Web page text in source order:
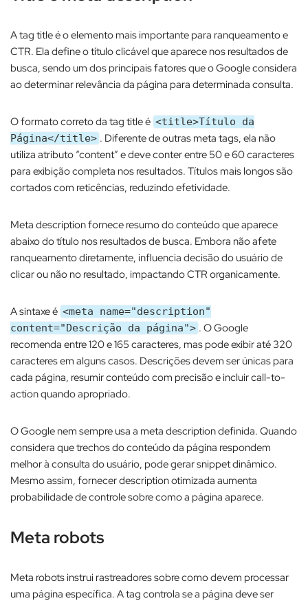
A tag title é o elemento mais importante para ranqueamento e
CTR. Ela define o título clicável que aparece nos resultados de
busca, sendo um dos principais fatores que o Google considera
ao determinar relevância da página para determinada consulta.​
O formato correto da tag title é <title>Título da
Página</title> . Diferente de outras meta tags, ela não
utiliza atributo “content” e deve conter entre 50 e 60 caracteres
para exibição completa nos resultados. Títulos mais longos são
cortados com reticências, reduzindo efetividade.​
Meta description fornece resumo do conteúdo que aparece
abaixo do título nos resultados de busca. Embora não afete
ranqueamento diretamente, influencia decisão do usuário de
clicar ou não no resultado, impactando CTR organicamente.​
A sintaxe é <meta name="description"
content="Descrição da página"> . O Google
recomenda entre 120 e 165 caracteres, mas pode exibir até 320
caracteres em alguns casos. Descrições devem ser únicas para
cada página, resumir conteúdo com precisão e incluir call-to-
action quando apropriado.​
O Google nem sempre usa a meta description definida. Quando
considera que trechos do conteúdo da página respondem
melhor à consulta do usuário, pode gerar snippet dinâmico.
Mesmo assim, fornecer description otimizada aumenta
probabilidade de controle sobre como a página aparece.
Meta robots
Meta robots instrui rastreadores sobre como devem processar
uma página específica. A tag controla se a página deve ser